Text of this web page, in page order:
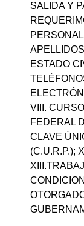
SALIDA Y
ESTADO
VIII.
FEDERAL
CLAVE
(C.U.R.P.);